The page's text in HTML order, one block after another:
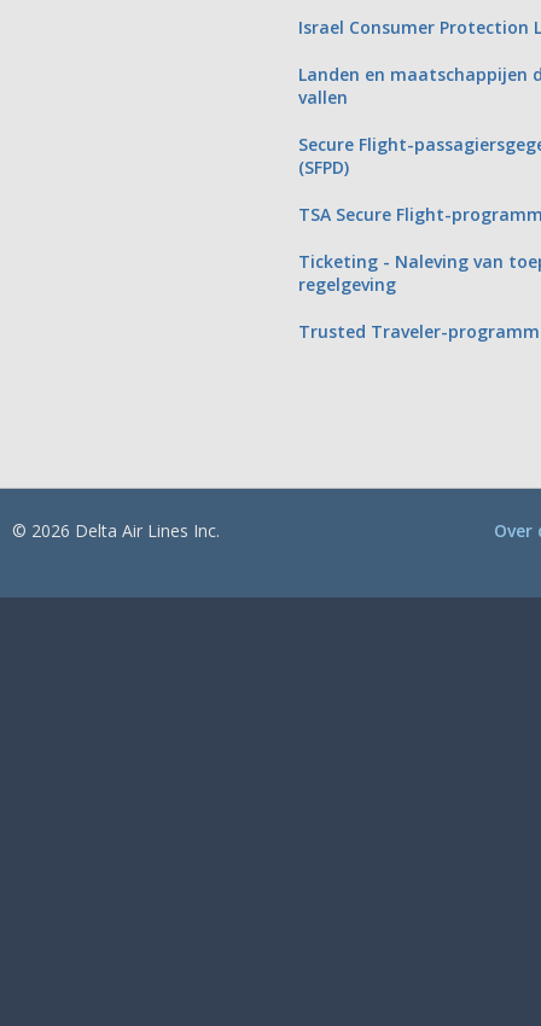
Israel Consumer Protection
Landen en maatschappijen
vallen
Secure Flight-
(SFPD)
TSA Secure Flight-
Ticketing - Naleving van
regelgeving
Trusted Traveler-
© 2026 Delta Air Lines Inc. Over